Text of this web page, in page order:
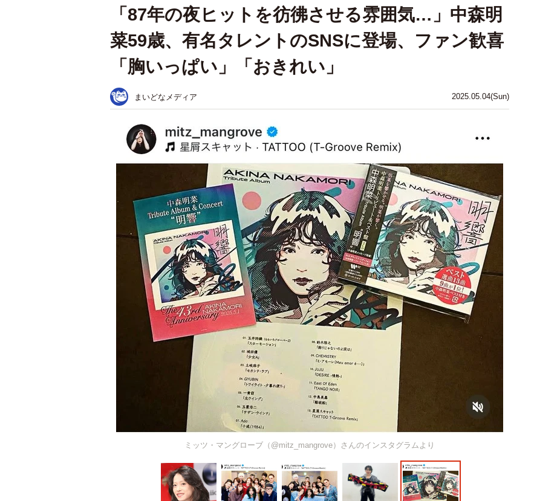
2025.05.04(Sun)
「87年の夜ヒットを彷彿させる雰囲気…」中森明
菜59歳、有名タレントのSNSに登場、ファン歓喜
「胸いっぱい」「おきれい」
まいどなメディア
ミッツ・マングローブ（@mitz_mangrove）さんのインスタグラムより